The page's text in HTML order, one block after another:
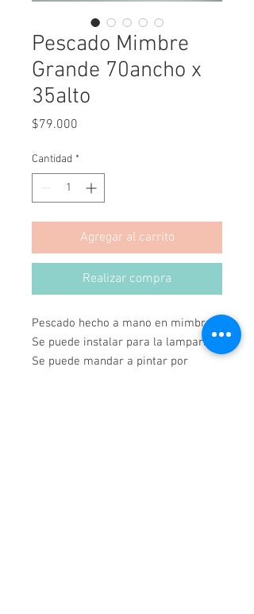
Pescado Mimbre
Grande 70ancho x
35alto
$79.000
Cantidad *
Agregar al carrito
Realizar compra
Pescado hecho a mano en mimbre.
Se puede instalar para la lampara.
Se puede mandar a pintar por